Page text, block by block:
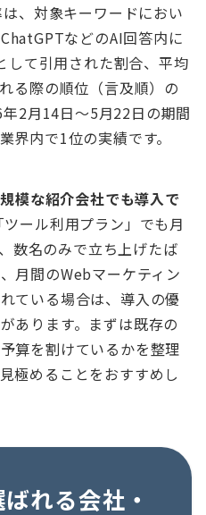
、対象キーワードにおい
などのAI回答内に
て引用された割合、平均
る際の順位（言及順）の
2月14日〜5月22日の期間
界内で1位の実績です。
模な紹介会社でも導入で
ール利用プラン」でも月
数名のみで立ち上げたば
月間のWebマーケティン
ている場合は、導入の優
あります。まずは既存の
算を割けているかを整理
極めることをおすすめし
れる会社・